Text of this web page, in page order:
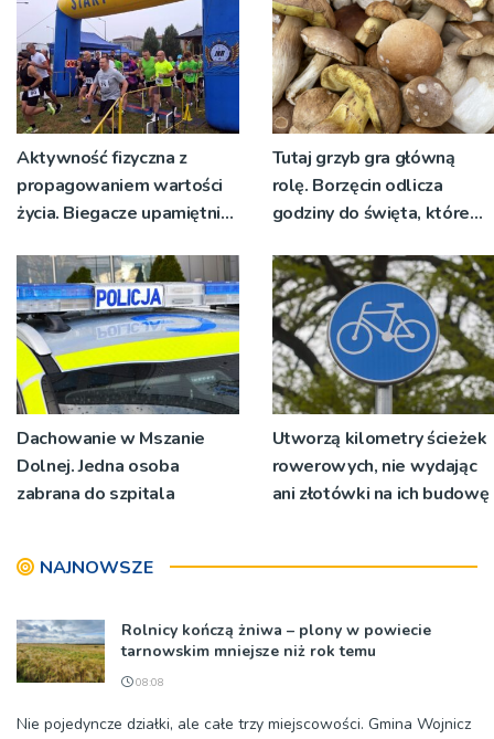
Aktywność fizyczna z
propagowaniem wartości
życia. Biegacze upamiętnili
Tutaj grzyb gra główną
rolę. Borzęcin odlicza
godziny do święta, które
pokoleń
Dachowanie w Mszanie
Dolnej. Jedna osoba
zabrana do szpitala
Utworzą kilometry ścieżek
rowerowych, nie wydając
ani złotówki na ich budowę
NAJNOWSZE
Rolnicy kończą żniwa – plony w powiecie
tarnowskim mniejsze niż rok temu
08:08
Nie pojedyncze działki, ale całe trzy miejscowości. Gmina Wojnicz